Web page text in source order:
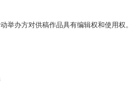
举办方对供稿作品具有编辑权和使用权。